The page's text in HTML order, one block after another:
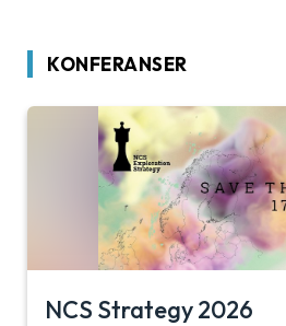
KONFERANSER
NCS Strategy 2026